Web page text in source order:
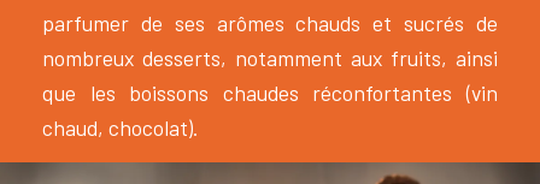
parfumer de ses arômes chauds et sucrés de
nombreux desserts, notamment aux fruits, ainsi
que les boissons chaudes réconfortantes (vin
chaud, chocolat).